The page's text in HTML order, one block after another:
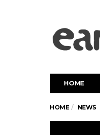
HOME
HOME NEWS